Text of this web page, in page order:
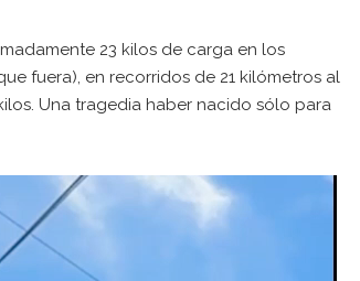
23 kilos de carga en los
fuera), en recorridos de 21 kilómetros al
Una tragedia haber nacido sólo para